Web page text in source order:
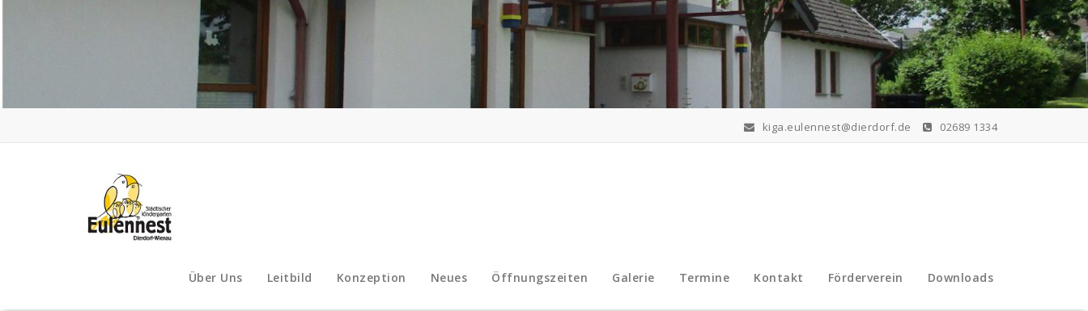
kiga.eulennest@dierdorf.de 02689 1334
Über Uns Leitbild Konzeption Neues Öffnungszeiten Galerie Termine Kontakt Förderverein Downloads